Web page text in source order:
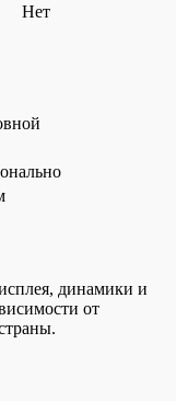
Нет
динамики и
от